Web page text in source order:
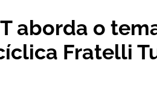
aborda o
Fratelli